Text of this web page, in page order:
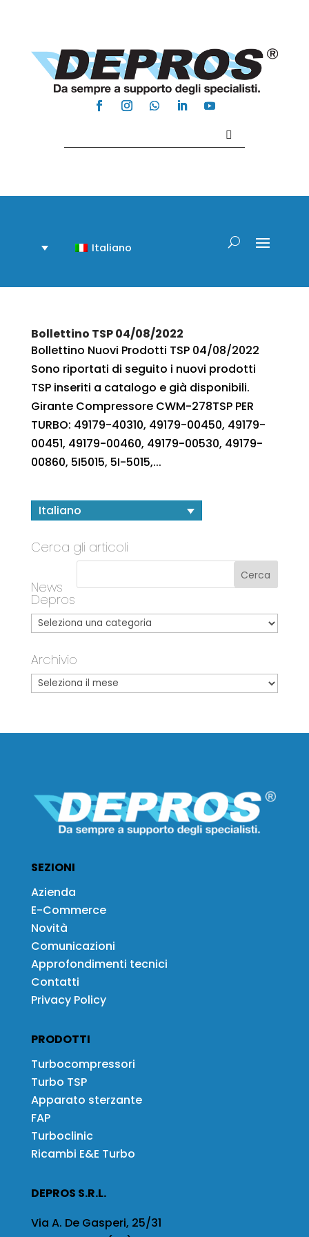
Italiano
Bollettino TSP 04/08/2022
Bollettino Nuovi Prodotti TSP 04/08/2022
Sono riportati di seguito i nuovi prodotti
TSP inseriti a catalogo e già disponibili.
Girante Compressore CWM-278TSP PER
TURBO: 49179-40310, 49179-00450, 49179-
00451, 49179-00460, 49179-00530, 49179-
00860, 5I5015, 5I-5015,...
Italiano
Cerca gli articoli
News
Depros
Archivio
SEZIONI
Azienda
E-Commerce
Novità
Comunicazioni
Approfondimenti tecnici
Contatti
Privacy Policy
PRODOTTI
Turbocompressori
Turbo TSP
Apparato sterzante
FAP
Turboclinic
Ricambi E&E Turbo
DEPROS S.R.L.
Via A. De Gasperi, 25/31